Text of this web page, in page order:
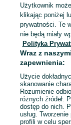
Mapa kategorii
Mapa miejscowości
Mapa ministron
Popularne
Użytkownik
klikając poniżej
prywatności. Te
nie będą miały
Polityka
Wraz z
zapewnienia:
Użycie
skanowanie
Rozumienie
różnych źródeł.
dostęp do nich.
usług.
profili w celu